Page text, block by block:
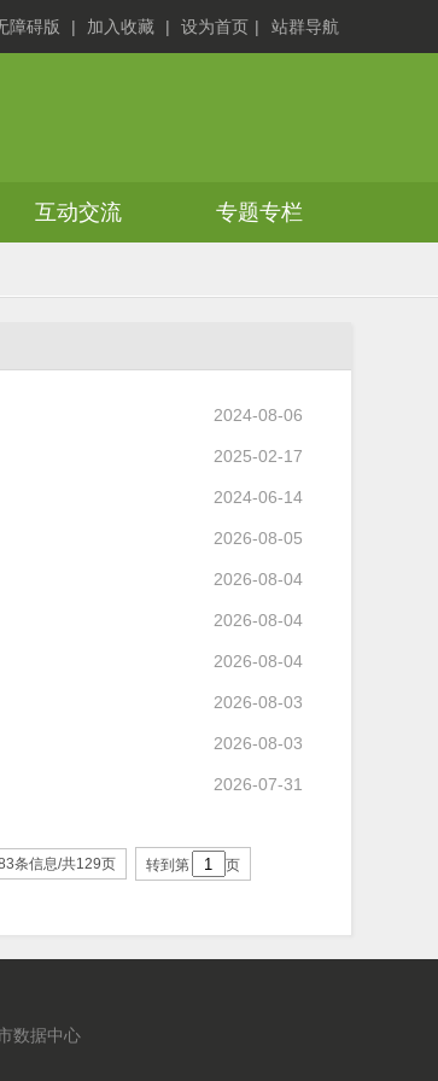
障碍版 | 加入收藏 | 设为首页 | 站群导航
互动交流 专题专栏
2024-08-06
2025-02-17
2024-06-14
2026-08-05
2026-08-04
2026-08-04
2026-08-04
2026-08-03
2026-08-03
2026-07-31
条信息/共129页 转到第 页
数据中心